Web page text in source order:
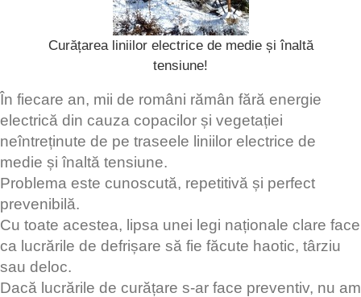
Curățarea liniilor electrice de medie și înaltă
tensiune!
În fiecare an, mii de români rămân fără energie
electrică din cauza copacilor și vegetației
neîntreținute de pe traseele liniilor electrice de
medie și înaltă tensiune.
Problema este cunoscută, repetitivă și perfect
prevenibilă.
Cu toate acestea, lipsa unei legi naționale clare face
ca lucrările de defrișare să fie făcute haotic, târziu
sau deloc.
Dacă lucrările de curățare s-ar face preventiv, nu am